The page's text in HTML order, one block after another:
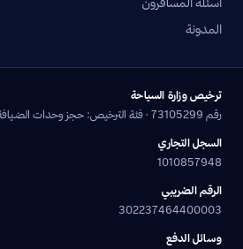
المدونة
ترخيص وزارة السياحة
رقم 73105299 · فئة الترخيص: حجز وحدات الضيافة وتنظيم الرحلات السياحية
السجل التجاري
1010857948
الرقم الضريبي
302237464400003
وسائل الدفع